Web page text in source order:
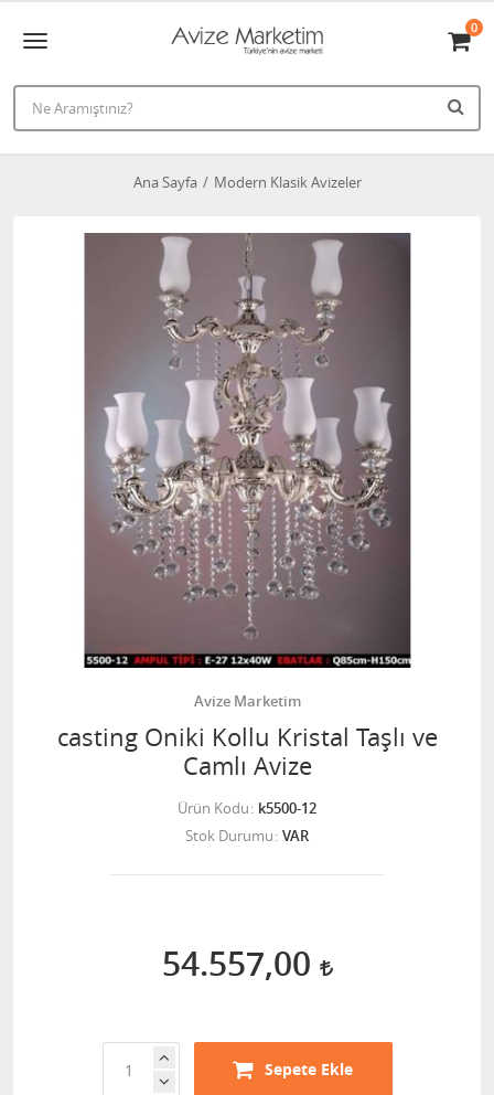
0
Ana Sayfa Modern Klasik Avizeler
Avize Marketim
casting Oniki Kollu Kristal Taşlı ve
Camlı Avize
Ürün Kodu k5500-12
Stok Durumu VAR
54.557,00
Sepete Ekle